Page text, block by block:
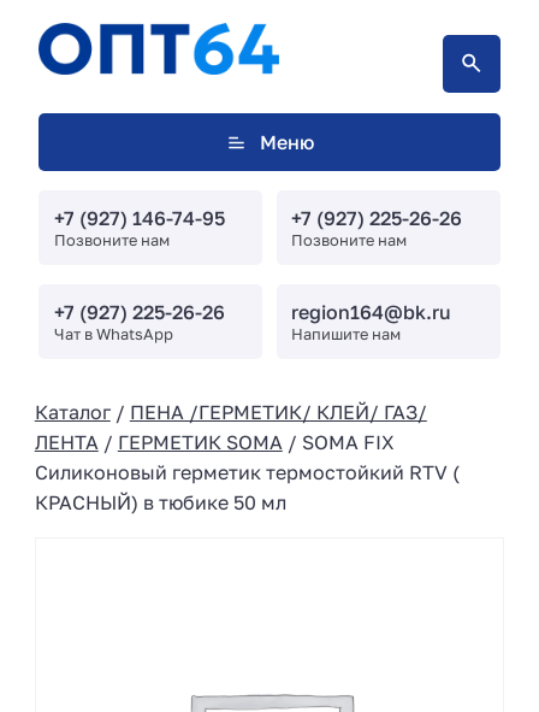
Меню
+7 (927) 146-74-95
Позвоните нам
+7 (927) 225-26-26
Позвоните нам
+7 (927) 225-26-26
Чат в WhatsApp
region164@bk.ru
Напишите нам
Каталог/ ПЕНА /ГЕРМЕТИК/ КЛЕЙ/ ГАЗ/
ЛЕНТА / ГЕРМЕТИК SOMA / SOMA FIX
Силиконовый герметик термостойкий RTV (
КРАСНЫЙ) в тюбике 50 мл